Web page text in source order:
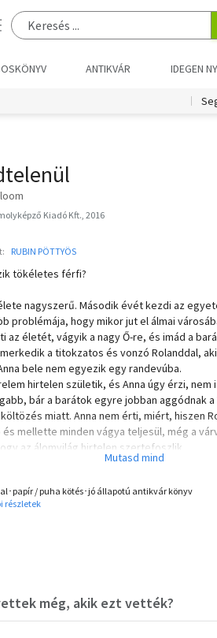
ANTIKVÁR IDEGEN
Kiadó Kft., 2016
RUBIN PÖTTYÖS
tökéletes férfi?
nagyszerű. Második évét kezdi az
problémája, hogy mikor jut el álmai
az életét, vágyik a nagy Ő-re, és imád a
a titokzatos és vonzó Rolanddal,
bele nem egyezik egy randevúba.
hirtelen születik, és Anna úgy érzi, nem
bár a barátok egyre jobban aggódnak
miatt. Anna nem érti, miért, hiszen
és mellette minden vágya teljesül, még a
az álomvilág hirtelen szertefoszlik.
milyen a nagy Ő igazi arca?
érzi, az élete romokban hever, és egyre
･papír / puha kötés･jó állapotú antikvár könyv
részletek
még, akik ezt vették?